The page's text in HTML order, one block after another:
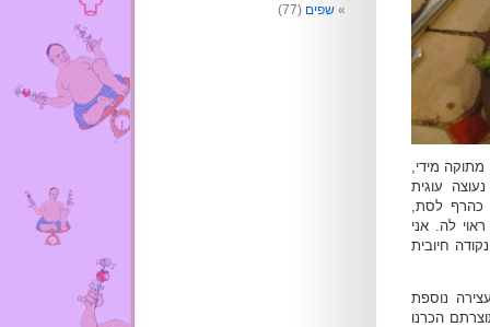
מתוקה מידי,
עוגית
כהרף לסת,
לה. אני
חיובית
נוספת
הכרנו
שפים (77)